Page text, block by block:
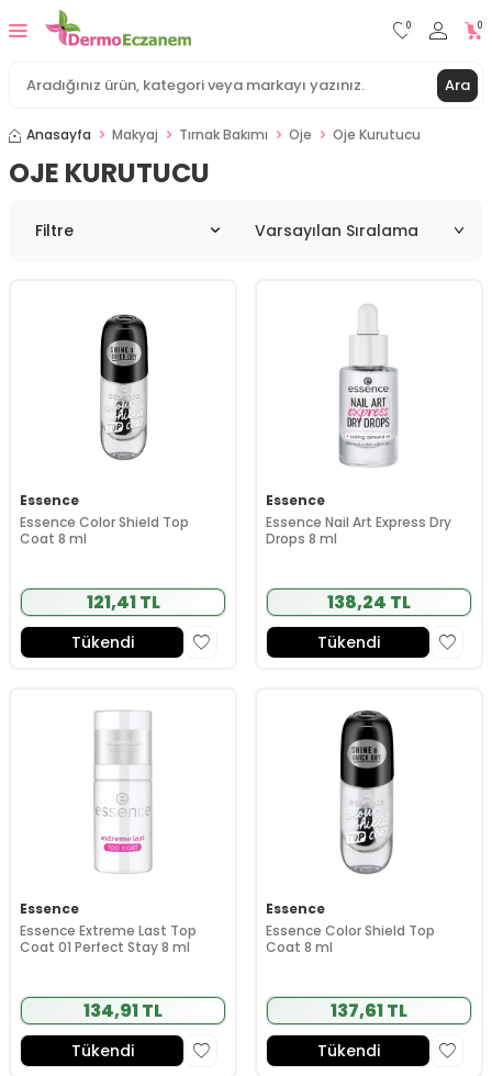
Ara
0 0
Anasayfa Makyaj Tırnak Bakımı Oje Oje Kurutucu
OJE KURUTUCU
Filtre
Essence
Essence Color Shield Top
Coat 8 ml
121,41 TL
Tükendi
Essence
Essence Nail Art Express Dry
Drops 8 ml
138,24 TL
Tükendi
Essence
Essence Extreme Last Top
Coat 01 Perfect Stay 8 ml
134,91 TL
Tükendi
Essence
Essence Color Shield Top
Coat 8 ml
137,61 TL
Tükendi